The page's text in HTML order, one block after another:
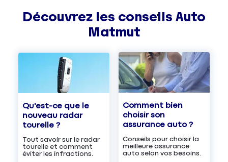
Découvrez les conseils Auto
Matmut
Qu'est-ce que le
nouveau radar
tourelle ?
Tout savoir sur le radar
tourelle et comment
éviter les infractions.
Comment bien
choisir son
assurance auto ?
Conseils pour choisir la
meilleure assurance
auto selon vos besoins.